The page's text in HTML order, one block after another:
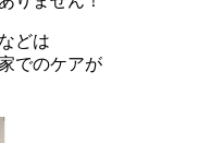
どは
でのケアが